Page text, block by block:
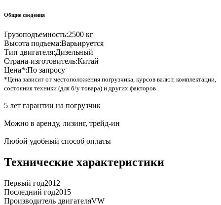
Общие сведения
Грузоподъемность:2500 кг
Высота подъема:Варьируется
Тип двигателя:Дизельный
Страна-изготовитель:Китай
Цена*:По запросу
*Цена зависит от местоположения погрузчика, курсов валют, комплектации,
состояния техники (для б/у товара) и других факторов
5 лет гарантии на погрузчик
Можно в аренду, лизинг, трейд-ин
Любой удобный способ оплаты
Технические характеристики
Первый год2012
Последний год2015
Производитель двигателяVW